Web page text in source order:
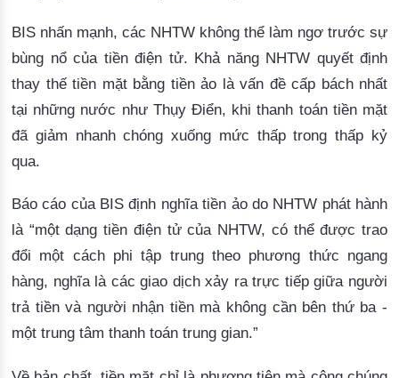
BIS nhấn mạnh, các NHTW không thể làm ngơ trước sự
bùng nổ của tiền điện tử. Khả năng NHTW quyết định
thay thế tiền mặt bằng tiền ảo là vấn đề cấp bách nhất
tại những nước như Thụy Điển, khi thanh toán tiền mặt
đã giảm nhanh chóng xuống mức thấp trong thấp kỷ
qua.
Báo cáo của BIS định nghĩa tiền ảo do NHTW phát hành
là “một dạng tiền điện tử của NHTW, có thể được trao
đổi một cách phi tập trung theo phương thức ngang
hàng, nghĩa là các giao dịch xảy ra trực tiếp giữa người
trả tiền và người nhận tiền mà không cần bên thứ ba -
một trung tâm thanh toán trung gian.”